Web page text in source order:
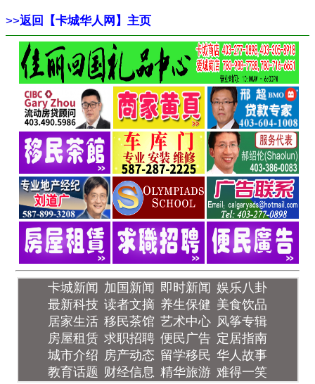
>>返回【卡城华人网】主页
卡城新闻 加国新闻 即时新闻 娱乐八卦
最新科技 读者文摘 养生保健 美食饮品
居家生活 移民茶馆 艺术中心 风筝专辑
房屋租赁 求职招聘 便民广告 定居指南
城市介绍 房产动态 留学移民 华人故事
教育话题 财经信息 精华旅游 难得一笑